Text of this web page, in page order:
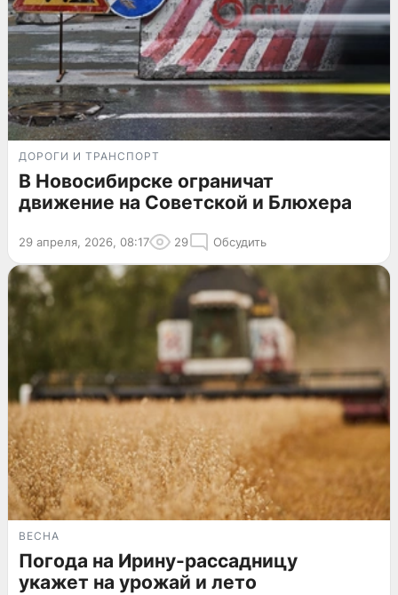
ДОРОГИ И ТРАНСПОРТ
В Новосибирске ограничат
движение на Советской и Блюхера
29 апреля, 2026, 08:17 29 Обсудить
ВЕСНА
Погода на Ирину-рассадницу
укажет на урожай и лето